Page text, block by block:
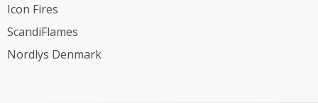
Icon Fires
ScandiFlames
Nordlys Denmark